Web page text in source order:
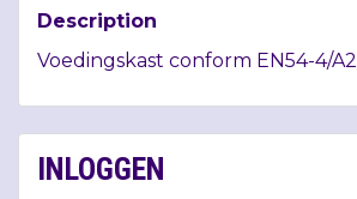
Description
Voedingskast conform EN54-4/
INLOGGEN